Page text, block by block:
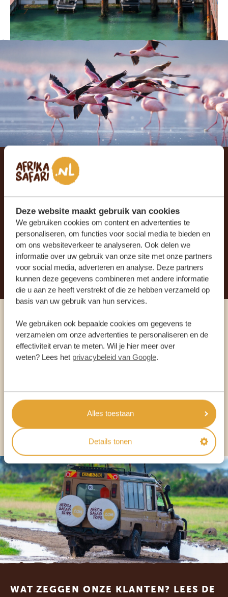
Deze website maakt gebruik van cookies
We gebruiken cookies om content en advertenties te
personaliseren, om functies voor social media te bieden en
om ons websiteverkeer te analyseren. Ook delen we
informatie over uw gebruik van onze site met onze partners
voor social media, adverteren en analyse. Deze partners
kunnen deze gegevens combineren met andere informatie
die u aan ze heeft verstrekt of die ze hebben verzameld op
basis van uw gebruik van hun services.
We gebruiken ook bepaalde cookies om gegevens te
verzamelen om onze advertenties te personaliseren en de
effectiviteit ervan te meten. Wil je hier meer over
weten? Lees het privacybeleid van Google.
Alles toestaan
Details tonen
Je reis op maat laten
samenstellen?
ONTVANG EEN VRIJBLIJVENDE OFFERTE
STEL NU JOUW DROOMREIS SAMEN
Praat met een expert
ONZE SPECIALISTEN STAAN VOOR JE KLAAR
Footer
WAT ZEGGEN ONZE KLANTEN? LEES DE